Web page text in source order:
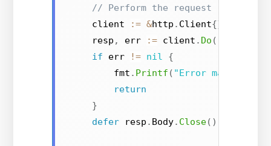
// Perform the request
    client
:= &http . Client{}
    resp
, err := client . Do (
if err != nil
{
        fmt
. Printf ( "Error making
return
}
defer resp . Body. Close()